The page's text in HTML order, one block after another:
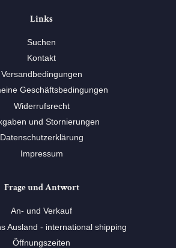
Links
Suchen
Kontakt
Versandbedingungen
Geschäftsbedingungen
Widerrufsrecht
und Stornierungen
Datenschutzerklärung
Impressum
Frage und Antwort
An- und Verkauf
Ausland - international shipping
Öffnungszeiten